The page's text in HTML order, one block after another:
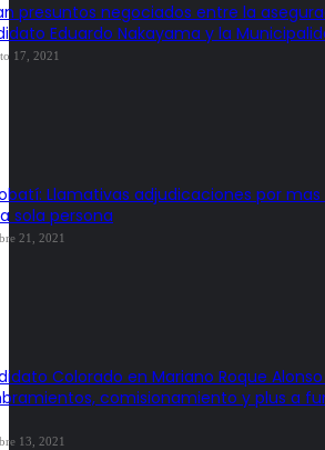
presuntos negociados entre la
Eduardo Nakayama y la
17, 2021
Llamativas adjudicaciones por
sola persona
21, 2021
Colorado en Mariano Roque
comisionamiento y plus a
13, 2021